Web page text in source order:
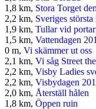
1,8 km, Stora Torget
2,2 km, Sveriges
1,9 km, Tullar vid
1,5 km, Vattendagen
0 m, Vi skämmer ut oss
2,1 km, Vi såg Street
2,2 km, Visby Ladies
2,2 km, Visbydagen
2,0 km, Återställ hålen
1,8 km, Öppen ruin